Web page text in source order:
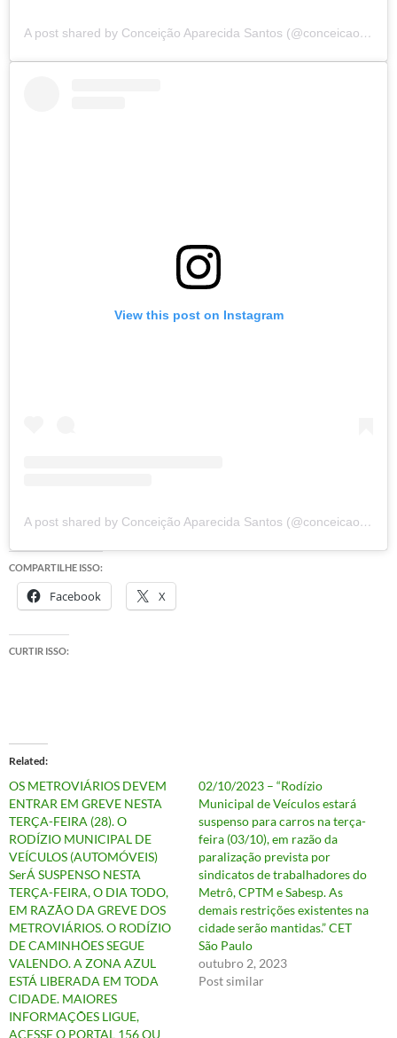
A post shared by Conceição Aparecida Santos (@conceicao.a.santos)
View this post on Instagram
A post shared by Conceição Aparecida Santos (@conceicao.a.santos)
COMPARTILHE ISSO:
Facebook X
CURTIR ISSO:
Related
OS METROVIÁRIOS DEVEM
ENTRAR EM GREVE NESTA
TERÇA-FEIRA (28). O
RODÍZIO MUNICIPAL DE
VEÍCULOS (AUTOMÓVEIS)
SerÁ SUSPENSO NESTA
TERÇA-FEIRA, O DIA TODO,
EM RAZÃO DA GREVE DOS
METROVIÁRIOS. O RODÍZIO
DE CAMINHÕES SEGUE
VALENDO. A ZONA AZUL
ESTÁ LIBERADA EM TODA
CIDADE. MAIORES
INFORMAÇÕES LIGUE,
ACESSE O PORTAL 156 OU
02/10/2023 – “Rodízio
Municipal de Veículos estará
suspenso para carros na terça-
feira (03/10), em razão da
paralização prevista por
sindicatos de trabalhadores do
Metrô, CPTM e Sabesp. As
demais restrições existentes na
cidade serão mantidas.” CET
São Paulo
outubro 2, 2023
Post similar